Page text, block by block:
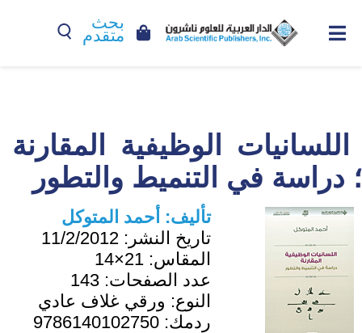
بحث
متقدم
اللسانيات الوظيفية المقارنة
؛ دراسة في التنميط والتطور
تأليف: أحمد المتوكل
تاريخ النشر: 11/2/2012
المقاس: 21×14
عدد الصفحات: 143
النوع: ورقي غلاف عادي
ردمك: 9786140102750